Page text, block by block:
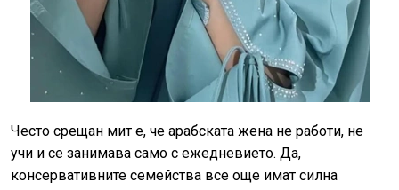
Често срещан мит е, че арабската жена не работи, не
учи и се занимава само с ежедневието. Да,
консервативните семейства все още имат силна